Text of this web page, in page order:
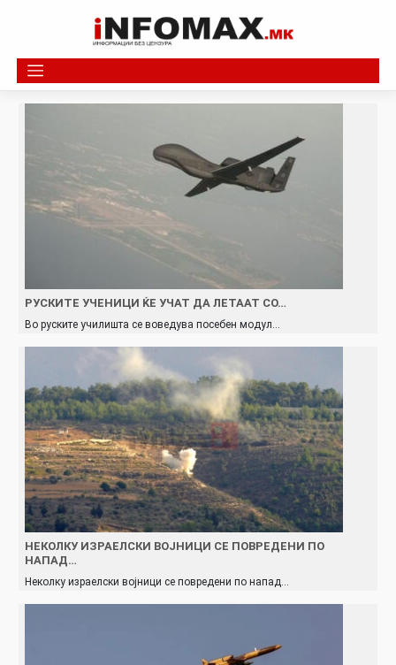
РУСКИТЕ УЧЕНИЦИ ЌЕ УЧАТ ДА ЛЕТААТ СО…
Во руските училишта се воведува посебен модул…
НЕКОЛКУ ИЗРАЕЛСКИ ВОЈНИЦИ СЕ ПОВРЕДЕНИ ПО
НАПАД…
Неколку израелски војници се повредени по напад…